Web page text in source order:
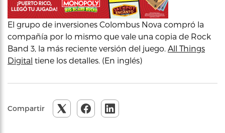
El grupo de inversiones Colombus Nova compró la
compañía por lo mismo que vale una copia de Rock
Band 3, la más reciente versión del juego. All Things
Digital tiene los detalles. (En inglés)
Compartir